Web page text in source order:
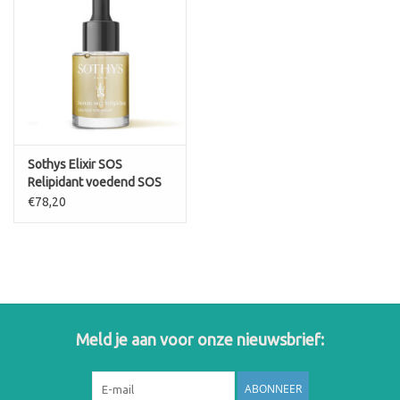
Sothys Elixir SOS
Relipidant voedend SOS
serum verzorgingsolie
€78,20
Meld je aan voor onze nieuwsbrief:
ABONNEER